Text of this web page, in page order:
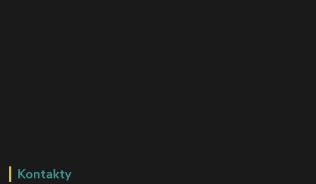
Kontakty